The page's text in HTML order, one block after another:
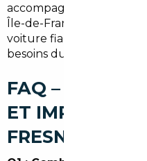
accompagné pour
Île-de-France. C'est la
voiture fiable, adaptée
besoins du quotidien.
FAQ –
ET IMPORT DE
FRESNES